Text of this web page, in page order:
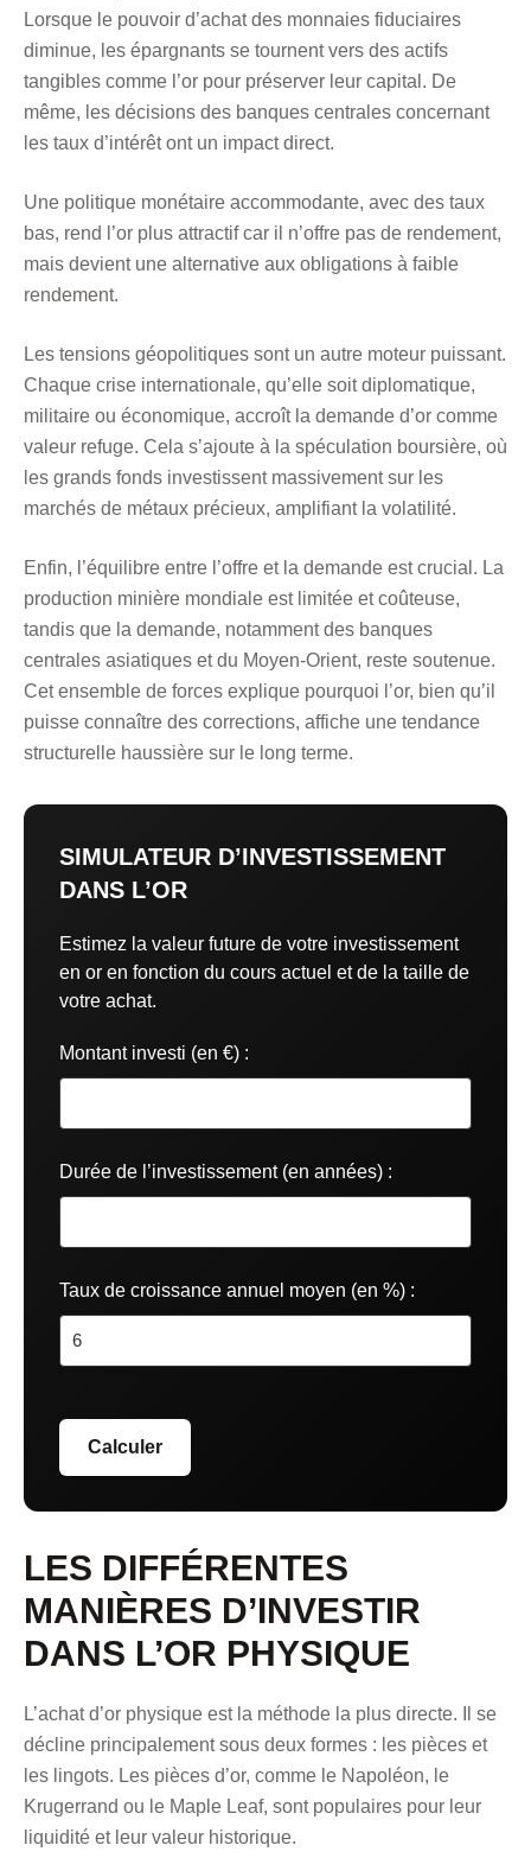
Lorsque le pouvoir d’achat des monnaies fiduciaires
diminue, les épargnants se tournent vers des actifs
tangibles comme l’or pour préserver leur capital. De
même, les décisions des banques centrales concernant
les taux d’intérêt ont un impact direct.
Une politique monétaire accommodante, avec des taux
bas, rend l’or plus attractif car il n’offre pas de rendement,
mais devient une alternative aux obligations à faible
rendement.
Les tensions géopolitiques sont un autre moteur puissant.
Chaque crise internationale, qu’elle soit diplomatique,
militaire ou économique, accroît la demande d’or comme
valeur refuge. Cela s’ajoute à la spéculation boursière, où
les grands fonds investissent massivement sur les
marchés de métaux précieux, amplifiant la volatilité.
Enfin, l’équilibre entre l’offre et la demande est crucial. La
production minière mondiale est limitée et coûteuse,
tandis que la demande, notamment des banques
centrales asiatiques et du Moyen-Orient, reste soutenue.
Cet ensemble de forces explique pourquoi l’or, bien qu’il
puisse connaître des corrections, affiche une tendance
structurelle haussière sur le long terme.
SIMULATEUR D’INVESTISSEMENT
DANS L’OR
Estimez la valeur future de votre investissement
en or en fonction du cours actuel et de la taille de
votre achat.
Montant investi (en €) :
Durée de l’investissement (en années) :
Taux de croissance annuel moyen (en %) :
Calculer
LES DIFFÉRENTES
MANIÈRES D’INVESTIR
DANS L’OR PHYSIQUE
L’achat d’or physique est la méthode la plus directe. Il se
décline principalement sous deux formes : les pièces et
les lingots. Les pièces d’or, comme le Napoléon, le
Krugerrand ou le Maple Leaf, sont populaires pour leur
liquidité et leur valeur historique.